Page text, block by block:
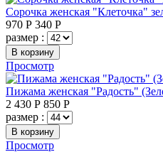
Сорочка женская "Клеточка"
970 Р 340 Р
размер :
В корзину
Просмотр
Пижама женская "Радость"
2 430 Р 850 Р
размер :
В корзину
Просмотр